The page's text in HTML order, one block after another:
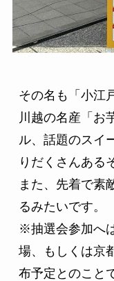
その名も「小江
川越の名産「お
ル、話題のスイ
りだくさんある
また、先着で素
るみたいです。
※抽選会参加へ
場、もしくは京
布予定とのこと